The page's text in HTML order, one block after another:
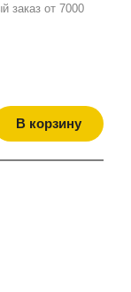
заказ от 7000
В корзину